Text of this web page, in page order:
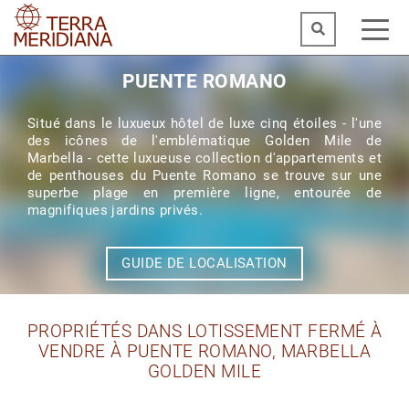
PUENTE ROMANO
Situé dans le luxueux hôtel de luxe cinq étoiles - l'une
des icônes de l'emblématique Golden Mile de
Marbella - cette luxueuse collection d'appartements et
de penthouses du Puente Romano se trouve sur une
superbe plage en première ligne, entourée de
magnifiques jardins privés.
GUIDE DE LOCALISATION
PROPRIÉTÉS DANS LOTISSEMENT FERMÉ À
VENDRE À PUENTE ROMANO, MARBELLA
GOLDEN MILE